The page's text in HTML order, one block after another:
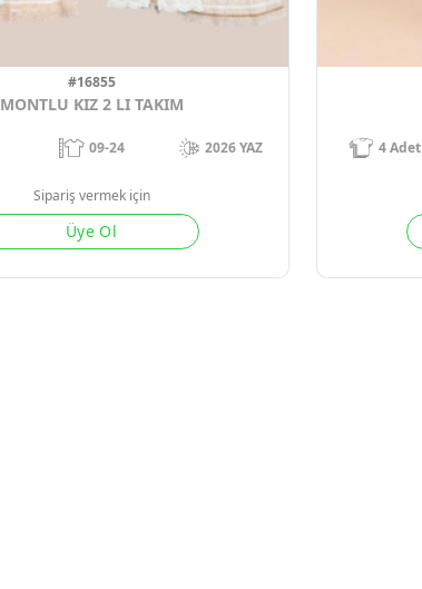
#16855
MONTLU KIZ 2 LI TAKIM
09-24 2026 YAZ
Sipariş vermek için
Üye Ol
4Adet